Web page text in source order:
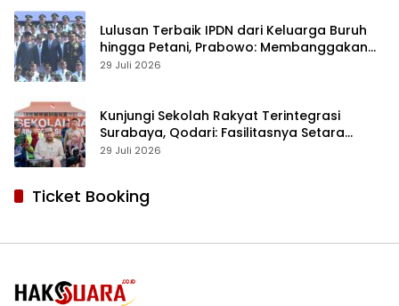
Lulusan Terbaik IPDN dari Keluarga Buruh
hingga Petani, Prabowo: Membanggakan
Hati Saya
29 Juli 2026
Kunjungi Sekolah Rakyat Terintegrasi
Surabaya, Qodari: Fasilitasnya Setara
Sekolah Swasta Terbaik
29 Juli 2026
Ticket Booking